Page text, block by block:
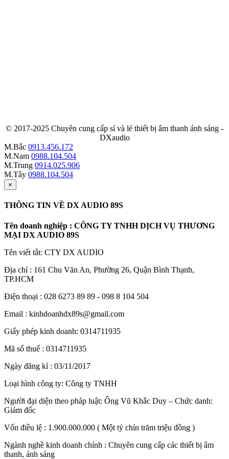
© 2017-2025 Chuyên cung cấp sỉ và lẻ thiết bị âm thanh ánh sáng -
DXaudio
M.Bắc 0913.456.172
M.Nam 0988.104.504
M.Trung 0914.025.906
M.Tây 0988.104.504
×
THÔNG TIN VỀ DX AUDIO 89S
Tên doanh nghiệp : CÔNG TY TNHH DỊCH VỤ THƯƠNG
MẠI DX AUDIO 89S
Tên viết tắt: CTY DX AUDIO
Địa chỉ : 161 Chu Văn An, Phường 26, Quận Bình Thạnh,
TP.HCM
Điện thoại : 028 6273 89 89 - 098 8 104 504
Email : kinhdoanhdx89s@gmail.com
Giấy phép kinh doanh: 0314711935
Mã số thuế : 0314711935
Ngày đăng kí : 03/11/2017
Loại hình công ty: Công ty TNHH
Người đại diện theo pháp luật: Ông Vũ Khắc Duy – Chức danh:
Giám đốc
Vốn điều lệ : 1.900.000.000 ( Một tỷ chín trăm triệu đồng )
Ngành nghề kinh doanh chính : Chuyên cung cấp các thiết bị âm
thanh, ánh sáng